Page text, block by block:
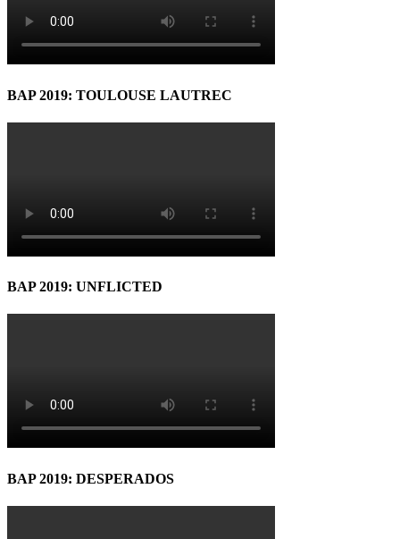
BAP 2019: TOULOUSE LAUTREC
BAP 2019: UNFLICTED
BAP 2019: DESPERADOS